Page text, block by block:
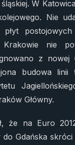
W
Nie
płyt
nie
z nowej
budowa linii
Główny.
że na Euro
do Gdańska